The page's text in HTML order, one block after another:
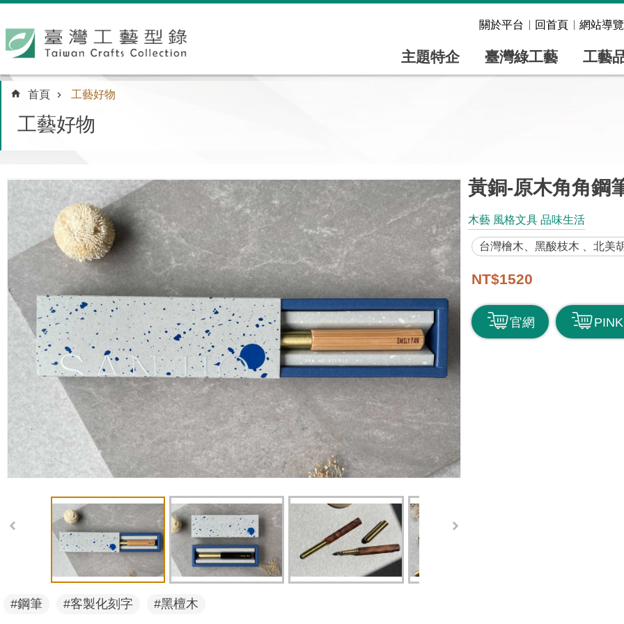
關於平台
回首頁 網站導覽
主題特企 臺灣綠工藝 工藝
:::
首頁 工藝好物
工藝好物
黃銅-原木角角鋼
木藝 風格文具 品味生活
台灣檜木、黑酸枝木 、北美
NT$1520
官網
#鋼筆 #客製化刻字 #黑檀木